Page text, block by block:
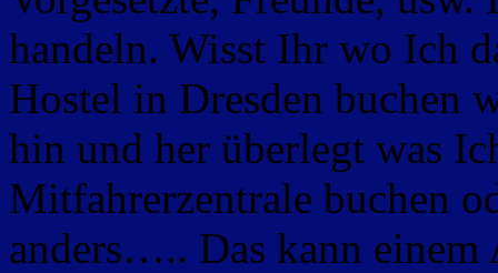
handeln. Wisst Ihr wo Ich
Hostel in Dresden buchen
hin und her überlegt was
Mitfahrerzentrale buchen
anders….. Das kann einem